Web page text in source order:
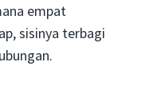
empat
sisinya terbagi